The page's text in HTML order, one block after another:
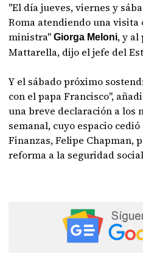
"El día jueves, viernes y
Roma atendiendo una
ministra"Giorga Meloni, y al
Mattarella, dijo el jefe del
Y el sábado próximo
con el papa Francisco",
una breve declaración a los
semanal, cuyo espacio
Finanzas, Felipe Chapman,
reforma a la seguridad